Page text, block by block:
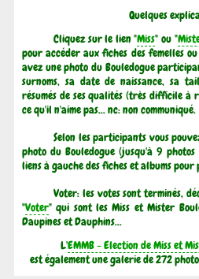
Quelques
Cliquez sur le lien "Miss" ou "
pour accéder aux fiches des femelles
avez une photo du Bouledogue
surnoms, sa date de naissance, sa
résumés de ses qualités (très difficile à
ce qu'il n'aime pas... nc: non communiqué.
Selon les participants vous
photo du Bouledogue (jusqu'à 9
liens à gauche des fiches et albums
Voter: les votes sont terminés,
"Voter" qui sont les Miss et Mister
Daupines et Dauphins...
L'EMMB - Election de Miss et
est également une galerie de 272